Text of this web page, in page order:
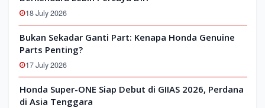
18 July 2026
Bukan Sekadar Ganti Part: Kenapa Honda Genuine
Parts Penting?
17 July 2026
Honda Super-ONE Siap Debut di GIIAS 2026, Perdana
di Asia Tenggara